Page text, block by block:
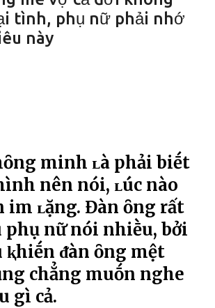
tình, phụ nữ phải nhớ
này
minh ʟà phải biḗt
nên nói, ʟúc nào
im ʟặng. Đàn ȏng rất
phụ nữ nói nhiḕu, bởi
ᵭàn ȏng mệt
chẳng muṓn nghe
gì cả.